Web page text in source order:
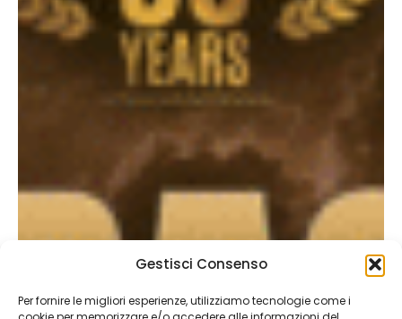
Gestisci Consenso
Per fornire le migliori esperienze, utilizziamo tecnologie come i